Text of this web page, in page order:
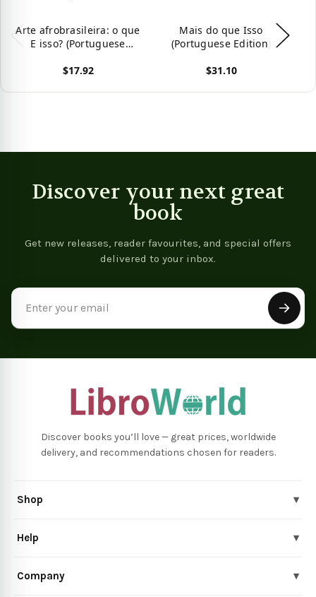
Arte afrobrasileira: o que
E isso? (Portuguese
$17.92
Mais do que Isso
(Portuguese Edition)
$31.10
Discover your next great
book
Get new releases, reader favourites, and special offers
delivered to your inbox.
Discover books you’ll love — great prices, worldwide
delivery, and recommendations chosen for readers.
Shop ▾
Help ▾
Company ▾